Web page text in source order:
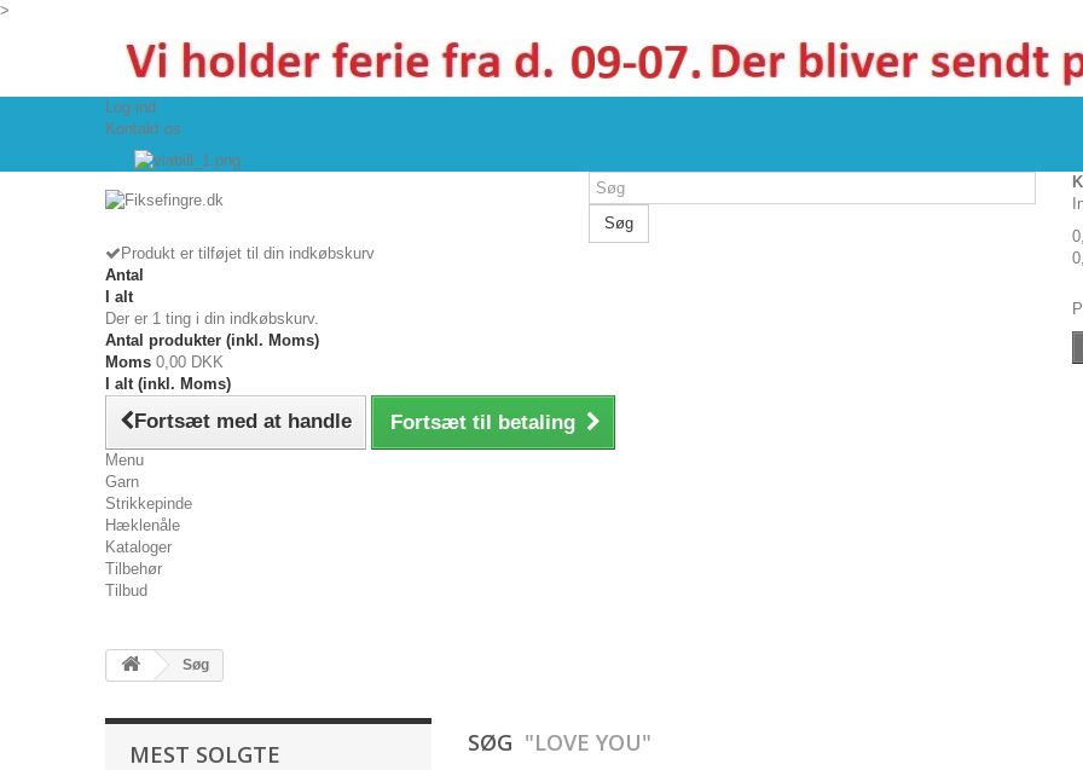
>
Log ind
Kontakt os
Søg
Produkt er tilføjet til din indkøbskurv
Antal
I alt
Der er 1 ting i din indkøbskurv.
Antal produkter (inkl. Moms)
Moms 0,00 DKK
I alt (inkl. Moms)
Fortsæt med at handle Fortsæt til betaling
Menu
Garn
Strikkepinde
Hæklenåle
Kataloger
Tilbehør
Tilbud
Søg
MEST SOLGTE SØG "LOVE YOU"